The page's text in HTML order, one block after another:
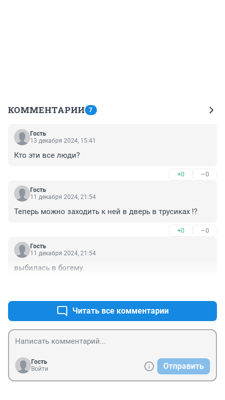
КОММЕНТАРИИ 7
Гость
13 декабря 2024, 15:41
Кто эти все люди?
+0 –0
Гость
11 декабря 2024, 21:54
Теперь можно заходить к ней в дверь в трусиках !?
+0 –0
Гость
11 декабря 2024, 21:54
выбилась в богему
Читать все комментарии
Гость
Войти
Отправить